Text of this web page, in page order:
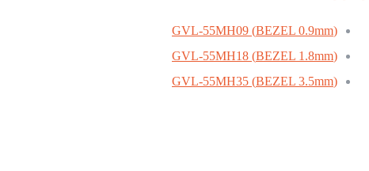
(BEZEL 0.9mm) GVL-55MH09
(BEZEL 1.8mm) GVL-55MH18
(BEZEL 3.5mm) GVL-55MH35